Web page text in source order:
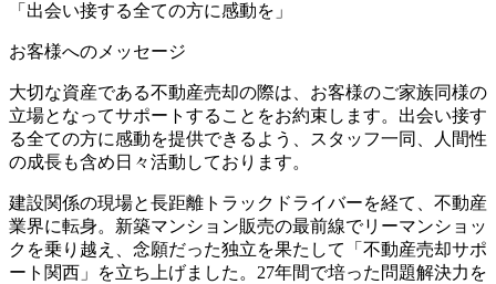
「 出会い接する全ての方に感動を 」
お客様へのメッセージ
大切な資産である不動産売却の際は、お客様のご家族同様の
立場となってサポートすることをお約束します。出会い接す
る全ての方に感動を提供できるよう、スタッフ一同、人間性
の成長も含め日々活動しております。
建設関係の現場と長距離トラックドライバーを経て、不動産
業界に転身。新築マンション販売の最前線でリーマンショッ
クを乗り越え、念願だった独立を果たして「不動産売却サポ
ート関西」を立ち上げました。27年間で培った問題解決力を